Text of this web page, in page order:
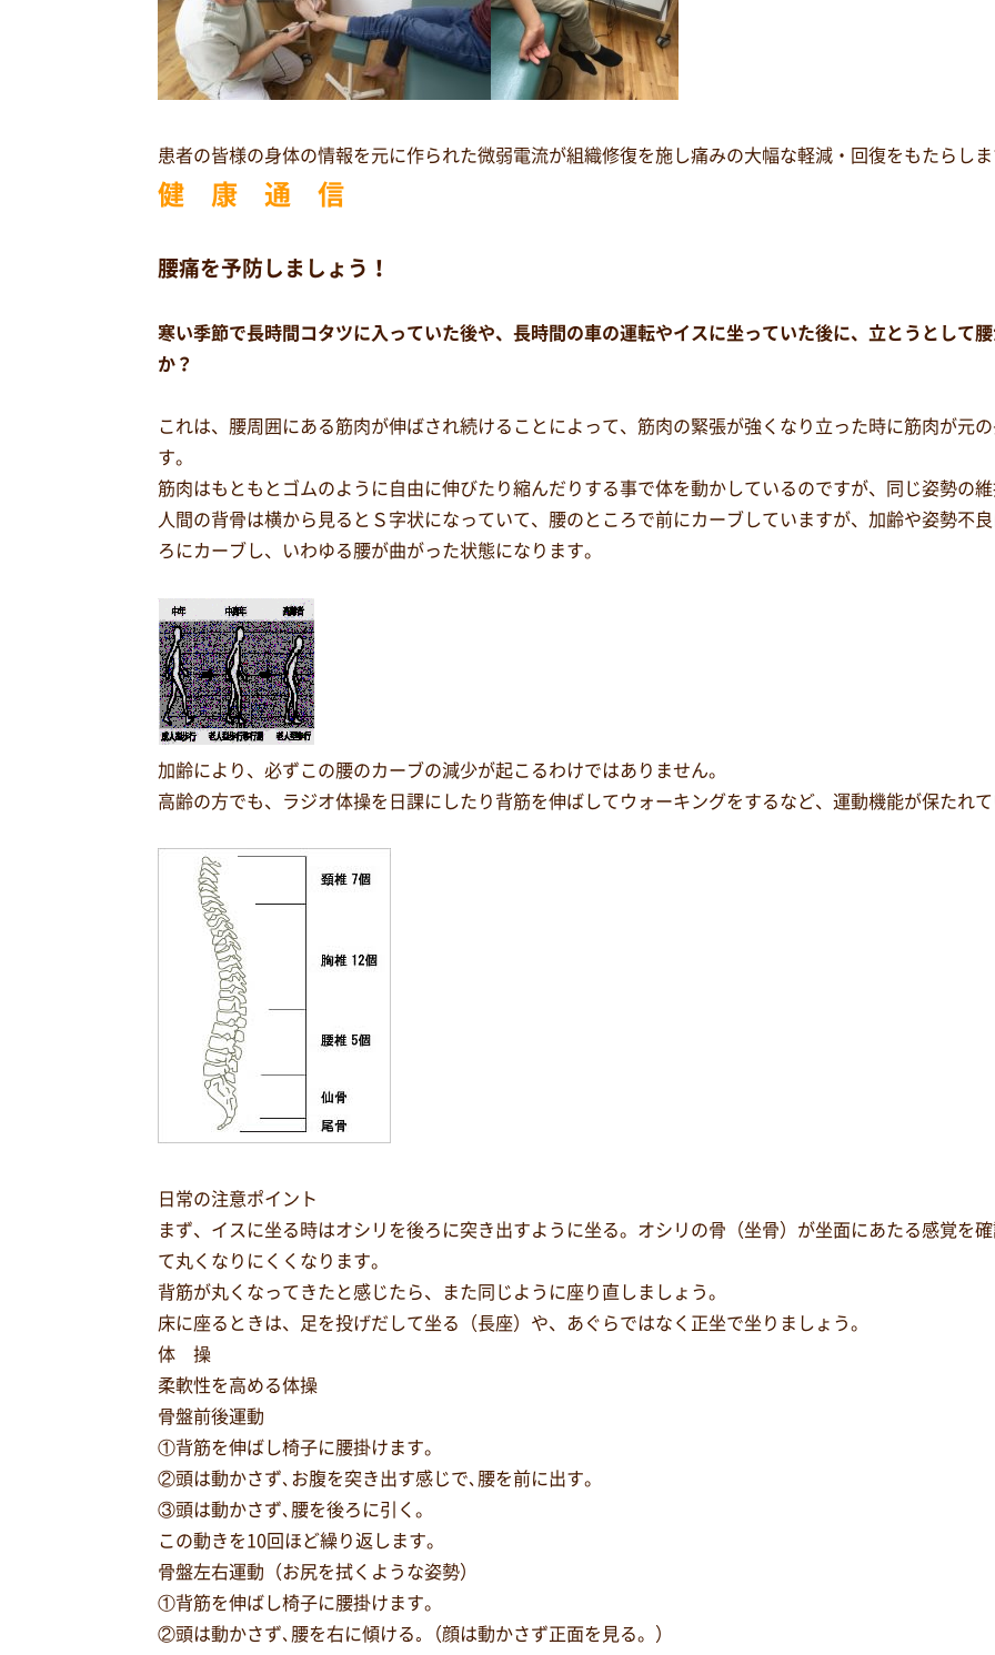
患者の皆様の身体の情報を元に作られた微弱電流が組織修復を施し痛みの大幅な軽減・回復をもたらしま
健 康 通 信
腰痛を予防しましょう！
寒い季節で長時間コタツに入っていた後や、長時間の車の運転やイスに坐っていた後に、立とうとして
か？
これは、腰周囲にある筋肉が伸ばされ続けることによって、筋肉の緊張が強くなり立った時に筋肉が元
す。
筋肉はもともとゴムのように自由に伸びたり縮んだりする事で体を動かしているのですが、同じ姿勢の
人間の背骨は横から見るとＳ字状になっていて、腰のところで前にカーブしていますが、加齢や姿勢不
ろにカーブし、いわゆる腰が曲がった状態になります。
加齢により、必ずこの腰のカーブの減少が起こるわけではありません。
高齢の方でも、ラジオ体操を日課にしたり背筋を伸ばしてウォーキングをするなど、運動機能が保たれ
日常の注意ポイント
まず、イスに坐る時はオシリを後ろに突き出すように坐る。オシリの骨（坐骨）が坐面にあたる感覚を
て丸くなりにくくなります。
背筋が丸くなってきたと感じたら、また同じように座り直しましょう。
床に座るときは、足を投げだして坐る（長座）や、あぐらではなく正坐で坐りましょう。
体 操
柔軟性を高める体操
骨盤前後運動
①背筋を伸ばし椅子に腰掛けます。
②頭は動かさず､お腹を突き出す感じで､腰を前に出す。
③頭は動かさず､腰を後ろに引く。
この動きを10回ほど繰り返します。
骨盤左右運動（お尻を拭くような姿勢）
①背筋を伸ばし椅子に腰掛けます。
②頭は動かさず､腰を右に傾ける｡（顔は動かさず正面を見る。）